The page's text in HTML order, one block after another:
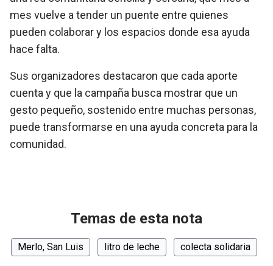
mes vuelve a tender un puente entre quienes
pueden colaborar y los espacios donde esa ayuda
hace falta.
Sus organizadores destacaron que cada aporte
cuenta y que la campaña busca mostrar que un
gesto pequeño, sostenido entre muchas personas,
puede transformarse en una ayuda concreta para la
comunidad.
Temas de esta nota
Merlo, San Luis litro de leche colecta solidaria